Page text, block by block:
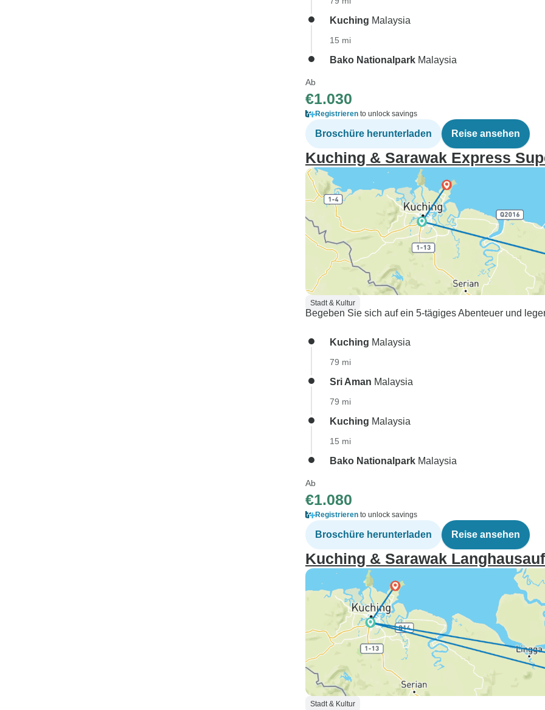
Kuching Malaysia
15 mi
Bako Nationalpark Malaysia
Ab
€1.030
Registrieren to unlock savings
Broschüre herunterladen Reise ansehen
Kuching & Sarawak Express
Stadt & Kultur
Begeben Sie sich auf ein 5-tägiges Abenteuer und
Kuching Malaysia
79 mi
Sri Aman Malaysia
79 mi
Kuching Malaysia
15 mi
Bako Nationalpark Malaysia
Ab
€1.080
Registrieren to unlock savings
Broschüre herunterladen Reise ansehen
Kuching & Sarawak
Stadt & Kultur